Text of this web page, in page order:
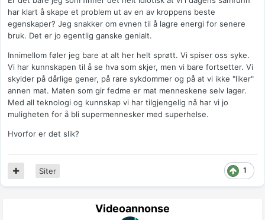
har klart å skape et problem ut av en av kroppens beste
egenskaper? Jeg snakker om evnen til å lagre energi for senere
bruk. Det er jo egentlig ganske genialt.
Innimellom føler jeg bare at alt her helt sprøtt. Vi spiser oss syke.
Vi har kunnskapen til å se hva som skjer, men vi bare fortsetter. Vi
skylder på dårlige gener, på rare sykdommer og på at vi ikke "liker"
annen mat. Maten som gir fedme er mat menneskene selv lager.
Med all teknologi og kunnskap vi har tilgjengelig nå har vi jo
muligheten for å bli supermennesker med superhelse.
Hvorfor er det slik?
1
Siter
Videoannonse